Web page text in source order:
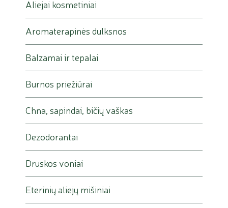
Aliejai kosmetiniai
Aromaterapinės dulksnos
Balzamai ir tepalai
Burnos priežiūrai
Chna, sapindai, bičių vaškas
Dezodorantai
Druskos voniai
Eterinių aliejų mišiniai